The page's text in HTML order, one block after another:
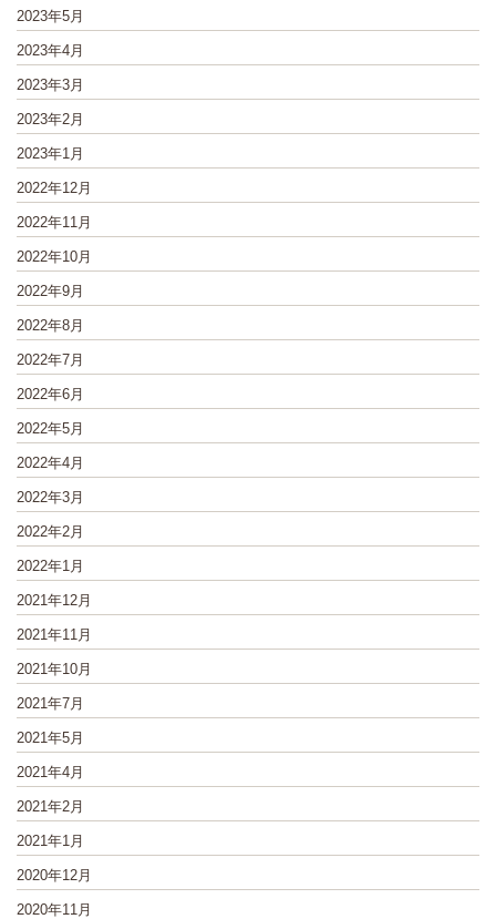
2023年5月
2023年4月
2023年3月
2023年2月
2023年1月
2022年12月
2022年11月
2022年10月
2022年9月
2022年8月
2022年7月
2022年6月
2022年5月
2022年4月
2022年3月
2022年2月
2022年1月
2021年12月
2021年11月
2021年10月
2021年7月
2021年5月
2021年4月
2021年2月
2021年1月
2020年12月
2020年11月